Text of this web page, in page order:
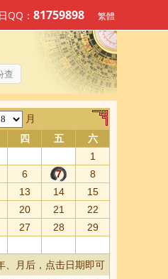
查
QQ： 81759898 繁體
月
四 五
六
1
6 7
8
13 14
15
20 21
22
27 28
29
、月后，点击日期即可